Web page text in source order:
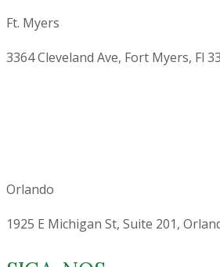
Ft. Myers
3364 Cleveland Ave, Fort Myers, Fl
Orlando
1925 E Michigan St, Suite 201,